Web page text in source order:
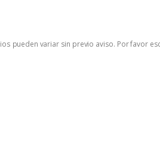
pueden variar sin previo aviso. Por favor